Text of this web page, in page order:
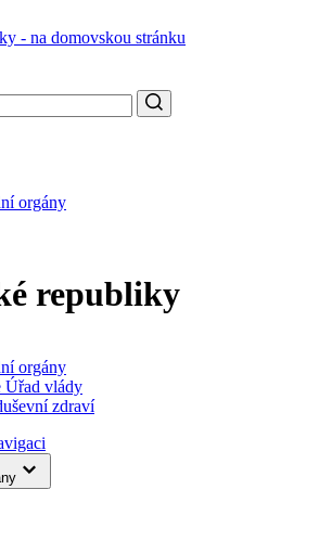
orgány
republiky
orgány
Úřad vlády
zdraví